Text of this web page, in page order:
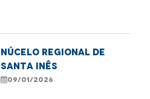
NÚCELO REGIONAL DE
SANTA INÊS
09/01/2026